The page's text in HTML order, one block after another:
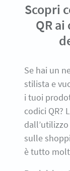
Scopri
QR
Se hai un
stilista e
i tuoi
codici QR?
sulle
è tutto